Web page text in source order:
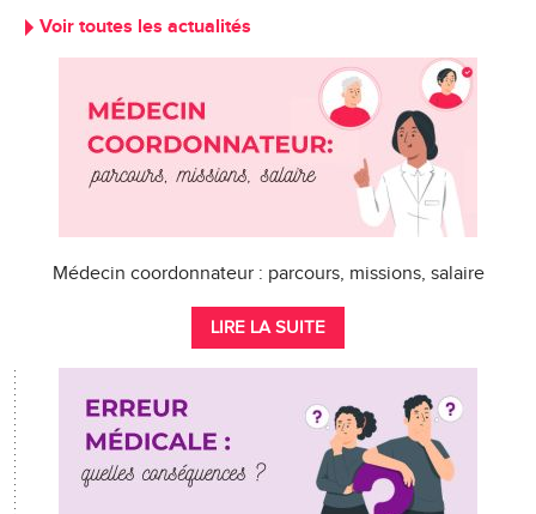
Voir toutes les actualités
Médecin coordonnateur : parcours, missions, salaire
LIRE LA SUITE